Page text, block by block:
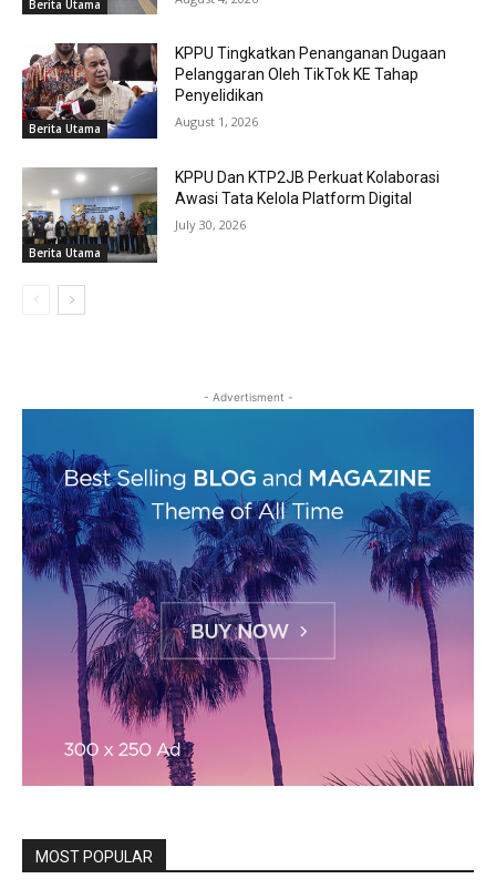
Berita Utama
Berita Utama
KPPU Tingkatkan Penanganan Dugaan
Pelanggaran Oleh TikTok KE Tahap
Penyelidikan
August 1, 2026
Berita Utama
KPPU Dan KTP2JB Perkuat Kolaborasi
Awasi Tata Kelola Platform Digital
July 30, 2026
- Advertisment -
MOST POPULAR